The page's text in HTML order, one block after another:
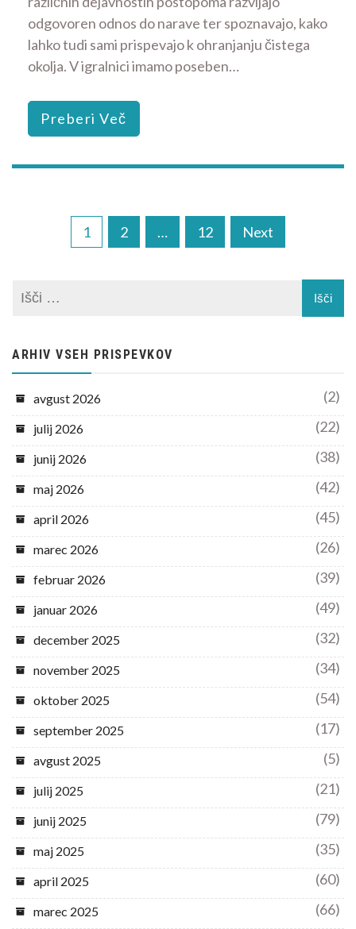
odgovoren odnos do narave ter spoznavajo, kako
lahko tudi sami prispevajo k ohranjanju čistega
okolja. V igralnici imamo poseben…
Preberi Več
Navigacija
1 2 … 12 Next
ARHIV VSEH PRISPEVKOV
avgust 2026 (2)
julij 2026 (22)
junij 2026 (38)
maj 2026 (42)
april 2026 (45)
marec 2026 (26)
februar 2026 (39)
januar 2026 (49)
december 2025 (32)
november 2025 (34)
oktober 2025 (54)
september 2025 (17)
avgust 2025 (5)
julij 2025 (21)
junij 2025 (79)
maj 2025 (35)
april 2025 (60)
marec 2025 (66)